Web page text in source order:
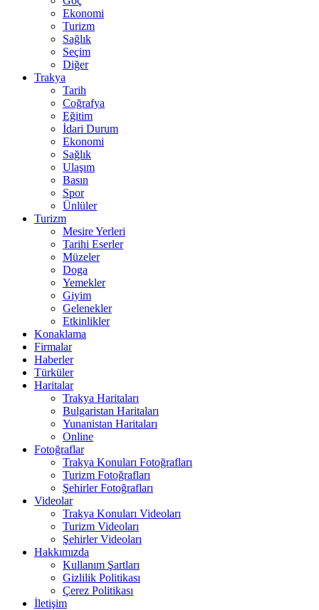
Ekonomi
Turizm
Sağlık
Seçim
Diğer
Trakya
Tarih
Coğrafya
Eğitim
İdari Durum
Ekonomi
Sağlık
Ulaşım
Basın
Spor
Ünlüler
Turizm
Mesire Yerleri
Tarihi Eserler
Müzeler
Doga
Yemekler
Giyim
Gelenekler
Etkinlikler
Konaklama
Firmalar
Haberler
Türküler
Haritalar
Trakya Haritaları
Bulgaristan Haritaları
Yunanistan Haritaları
Online
Fotoğraflar
Trakya Konuları Fotoğrafları
Turizm Fotoğrafları
Şehirler Fotoğrafları
Videolar
Trakya Konuları Videoları
Turizm Videoları
Şehirler Videoları
Hakkımızda
Kullanım Şartları
Gizlilik Politikası
Çerez Politikası
İletişim